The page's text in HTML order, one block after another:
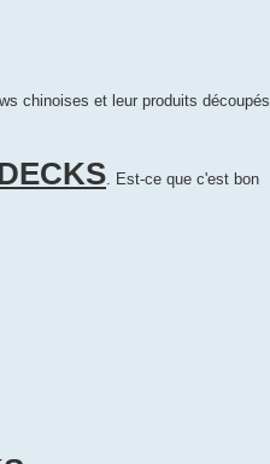
chinoises et leur produits découpés
. Est-ce que c'est bon